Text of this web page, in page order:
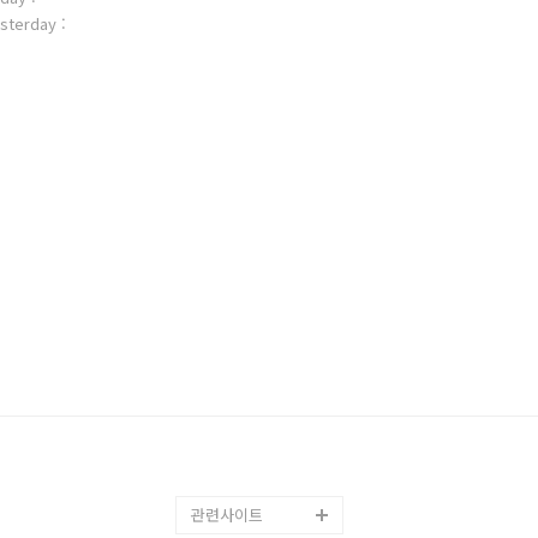
:
관련사이트